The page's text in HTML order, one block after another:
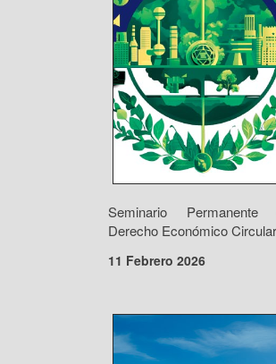
Seminario Permanente
Derecho Económico
11 Febrero 2026